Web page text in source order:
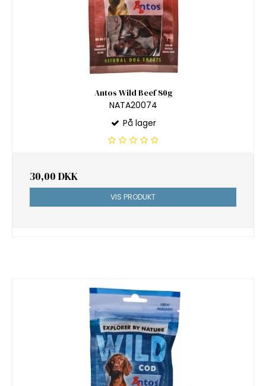
Antos Wild Beef 80g
NATA20074
På lager
30,00 DKK
VIS PRODUKT